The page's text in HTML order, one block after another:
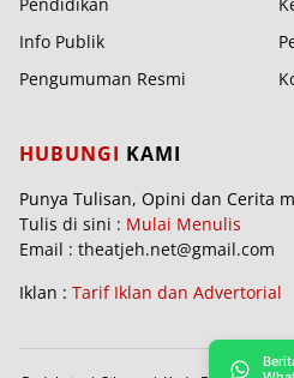
Info Publik
Pengumuman Resmi
HUBUNGI KAMI
Punya Tulisan, Opini dan Cerita
Tulis di sini : Mulai Menulis
Email : theatjeh.net@gmail.com
Iklan : Tarif Iklan dan Advertorial